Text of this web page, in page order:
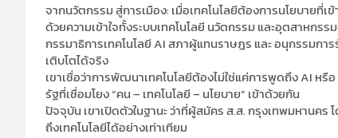
จากนวัตกรรม สู่การเมือง: เมื่อเทคโนโลยีต้องการนโยบายที่เข้
ด้วยความเข้าใจทั้งระบบเทคโนโลยี นวัตกรรม และอุตสาหกร
กรรมาธิการเทคโนโลยี AI สภาผู้แทนราษฎร และ อนุกรรมก
เติบโตได้จริง
เขาเชื่อว่าการพัฒนาเทคโนโลยีต้องไม่ใช่แค่การพูดถึง AI ห
รัฐที่เชื่อมโยง “คน – เทคโนโลยี – นโยบาย” เข้าด้วยกัน
ปัจจุบัน เขาเปิดตัวในฐานะ ว่าที่ผู้สมัคร ส.ส. กรุงเทพมหานคร
ถึงเทคโนโลยีได้อย่างเท่าเทียม